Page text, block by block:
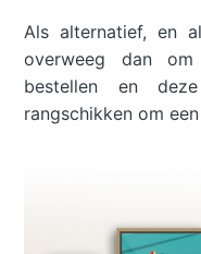
Als alternatief, en
overweeg dan
bestellen en
rangschikken om